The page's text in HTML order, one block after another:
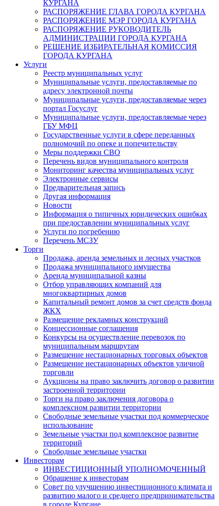
КУРГАНА
РАСПОРЯЖЕНИЕ ГЛАВА ГОРОДА КУРГАНА
РАСПОРЯЖЕНИЕ МЭР ГОРОДА КУРГАНА
РАСПОРЯЖЕНИЕ РУКОВОДИТЕЛЬ
АДМИНИСТРАЦИИ ГОРОДА КУРГАНА
РЕШЕНИЕ ИЗБИРАТЕЛЬНАЯ КОМИССИЯ
ГОРОДА КУРГАНА
Услуги
Реестр муниципальных услуг
Муниципальные услуги, предоставляемые по
адресу электронной почты
Муниципальные услуги, предоставляемые через
портал Госуслуг
Муниципальные услуги, предоставляемые через
ГБУ МФЦ
Государственные услуги в сфере переданных
полномочий по опеке и попечительству
Меры поддержки СВО
Перечень видов муниципального контроля
Мониторинг качества муниципальных услуг
Электронные сервисы
Предварительная запись
Другая информация
Новости
Информация о типичных юридических ошибках
при предоставлении муниципальных услуг
Услуги по погребению
Перечень МСЗУ
Торги
Продажа, аренда земельных и лесных участков
Продажа муниципального имущества
Аренда муниципальной казны
Отбор управляющих компаний для
многоквартирных домов
Капитальный ремонт домов за счет средств фонда
ЖКХ
Размещение рекламных конструкций
Концессионные соглашения
Конкурсы на осуществление перевозок по
муниципальным маршрутам
Размещение нестационарных торговых объектов
Размещение нестационарных объектов уличной
торговли
Аукционы на право заключить договор о развитии
застроенной территории
Торги на право заключения договора о
комплексном развитии территории
Свободные земельные участки под коммерческое
использование
Земельные участки под комплексное развитие
территорий
Свободные земельные участки
Инвесторам
ИНВЕСТИЦИОННЫЙ УПОЛНОМОЧЕННЫЙ
Обращение к инвесторам
Совет по улучшению инвестиционного климата и
развитию малого и среднего предпринимательства
в городе Кургане